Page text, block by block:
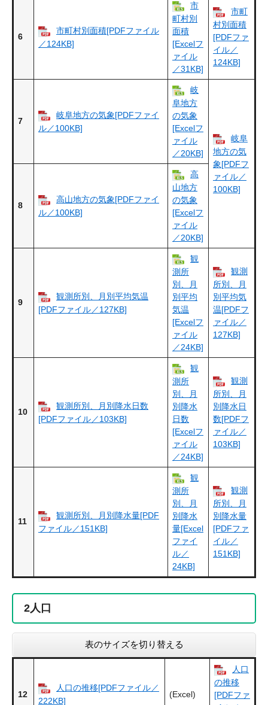
6
市町村別面積[PDFファイル
／124KB]
市
町村別
面積
[Excelフ
ァイル
／31KB]
市町
村別面積
[PDFファ
イル／
124KB]
7
岐阜地方の気象[PDFファイ
ル／100KB]
岐
阜地方
の気象
[Excelフ
ァイル
／20KB]
岐阜
地方の気
象[PDFフ
ァイル／
100KB]
8
高山地方の気象[PDFファイ
ル／100KB]
高
山地方
の気象
[Excelフ
ァイル
／20KB]
9
観測所別、月別平均気温
[PDFファイル／127KB]
観
測所
別、月
別平均
気温
[Excelフ
ァイル
／24KB]
観測
所別、月
別平均気
温[PDFフ
ァイル／
127KB]
10
観測所別、月別降水日数
[PDFファイル／103KB]
観
測所
別、月
別降水
日数
[Excelフ
ァイル
／24KB]
観測
所別、月
別降水日
数[PDFフ
ァイル／
103KB]
11
観測所別、月別降水量[PDF
ファイル／151KB]
観
測所
別、月
別降水
量[Excel
ファイ
ル／
24KB]
観測
所別、月
別降水量
[PDFファ
イル／
151KB]
2人口
表のサイズを切り替える
12
人口の推移[PDFファイル／
222KB]
(Excel)
人口
の推移
[PDFファ